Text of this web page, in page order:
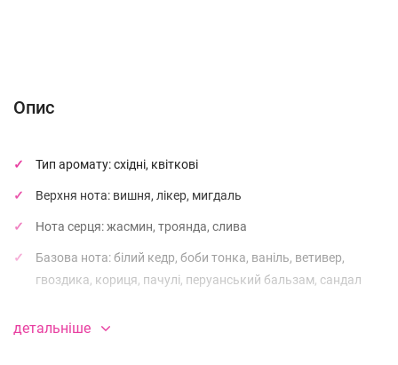
Опис
Тип аромату: східні, квіткові
Верхня нота: вишня, лікер, мигдаль
Нота серця: жасмин, троянда, слива
Базова нота: білий кедр, боби тонка, ваніль, ветивер,
гвоздика, кориця, пачулі, перуанський бальзам, сандал
Tom Ford класифікується як унісекс -і належить сімействам
детальніше